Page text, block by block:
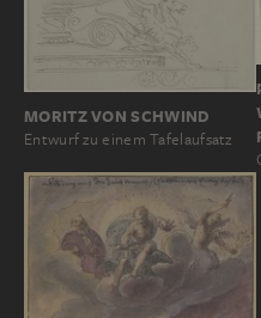
MORITZ VON SCHWIND
Entwurf zu einem Tafelaufsatz